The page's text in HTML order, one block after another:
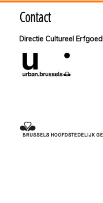
Contact
Directie Cultureel Erfgoed